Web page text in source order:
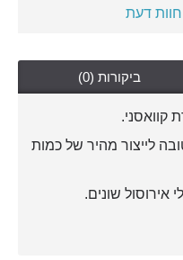
דעת
ביקורות (0)
קוואסני.
לייצור מהיר של כמות
אירוסול שונים.